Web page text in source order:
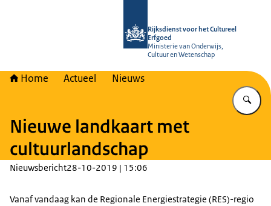
Rijksdienst voor het Cultureel
Erfgoed
Ministerie van Onderwijs,
Cultuur en Wetenschap
Home Actueel Nieuws
Nieuwe landkaart met
cultuurlandschap
Nieuwsbericht28-10-2019 | 15:06
Vanaf vandaag kan de Regionale Energiestrategie (RES)-regio